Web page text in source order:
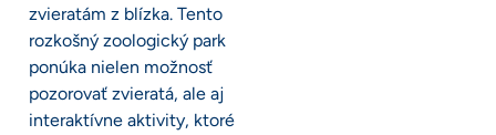
zvieratám z blízka. Tento
rozkošný zoologický park
ponúka nielen možnosť
pozorovať zvieratá, ale aj
interaktívne aktivity, ktoré